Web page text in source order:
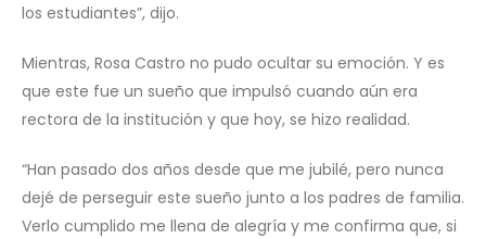
los estudiantes”, dijo.
Mientras, Rosa Castro no pudo ocultar su emoción. Y es
que este fue un sueño que impulsó cuando aún era
rectora de la institución y que hoy, se hizo realidad.
“Han pasado dos años desde que me jubilé, pero nunca
dejé de perseguir este sueño junto a los padres de familia.
Verlo cumplido me llena de alegría y me confirma que, si